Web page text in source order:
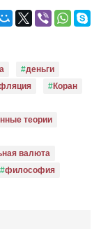
деньги
Коран
теории
валюта
философия